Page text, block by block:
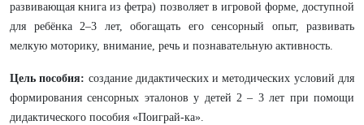
развивающая книга из фетра) позволяет в игровой форме, доступной
для ребёнка 2–3 лет, обогащать его сенсорный опыт, развивать
мелкую моторику, внимание, речь и познавательную активность.
Цель пособия: создание дидактических и методических условий для
формирования сенсорных эталонов у детей 2 – 3 лет при помощи
дидактического пособия «Поиграй-ка».